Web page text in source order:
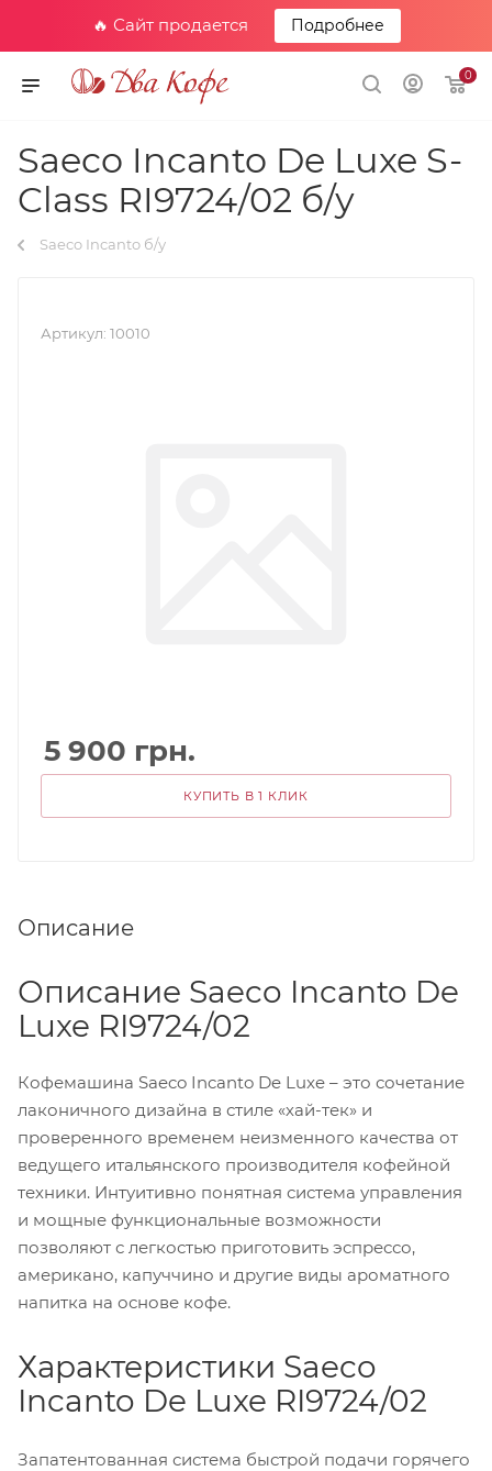
🔥 Сайт продается Подробнее
0
Saeco Incanto De Luxe S-
Class RI9724/02 б/у
Saeco Incanto б/у
Артикул: 10010
5 900 грн.
КУПИТЬ В 1 КЛИК
Описание
Описание Saeco Incanto De
Luxe RI9724/02
Кофемашина Saeco Incanto De Luxe – это сочетание
лаконичного дизайна в стиле «хай-тек» и
проверенного временем неизменного качества от
ведущего итальянского производителя кофейной
техники. Интуитивно понятная система управления
и мощные функциональные возможности
позволяют с легкостью приготовить эспрессо,
американо, капуччино и другие виды ароматного
напитка на основе кофе.
Характеристики Saeco
Incanto De Luxe RI9724/02
Запатентованная система быстрой подачи горячего